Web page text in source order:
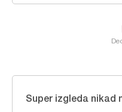
Super izgleda nikad